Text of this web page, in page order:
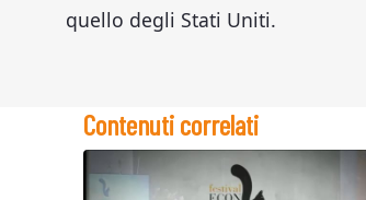
quello degli Stati Uniti.
Contenuti correlati